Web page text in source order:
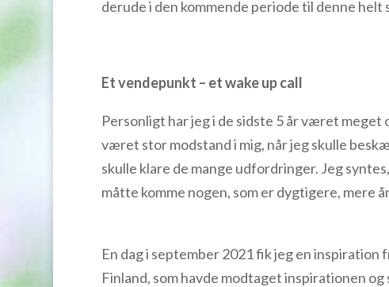
derude i den kommende periode til denne
Et vendepunkt – et wake up call
Personligt har jeg i de sidste 5 år været
været stor modstand i mig, når jeg skulle
skulle klare de mange udfordringer. Jeg
måtte komme nogen, som er dygtigere, mere
En dag i september 2021 fik jeg en inspiration
Finland, som havde modtaget inspirationen